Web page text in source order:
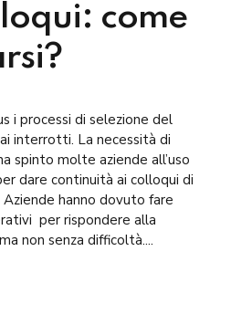
come
i processi di selezione del
interrotti. La necessità di
spinto molte aziende all’uso
dare continuità ai colloqui di
hanno dovuto fare
per rispondere alla
non senza difficoltà....